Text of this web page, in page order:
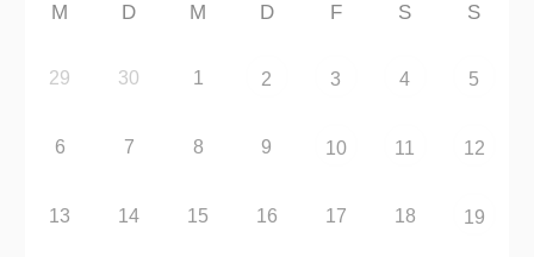
M D M D F S S
29 30 1 2 3 4 5
6 7 8 9 10 11 12
13 14 15 16 17 18 19